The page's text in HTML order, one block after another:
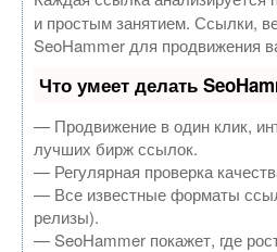
и простым занятием. Ссылки,
SeoHammer для продвижения
Что умеет делать
— Продвижение в один клик,
лучших бирж ссылок.
— Регулярная проверка
— Все известные форматы
релизы).
— SeoHammer покажет, где